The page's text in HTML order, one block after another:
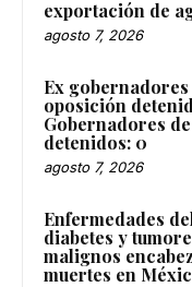
exportación de
agosto 7, 2026
Ex gobernadores
oposición
Gobernadores
detenidos: 0
agosto 7, 2026
Enfermedades
diabetes y
malignos
muertes en